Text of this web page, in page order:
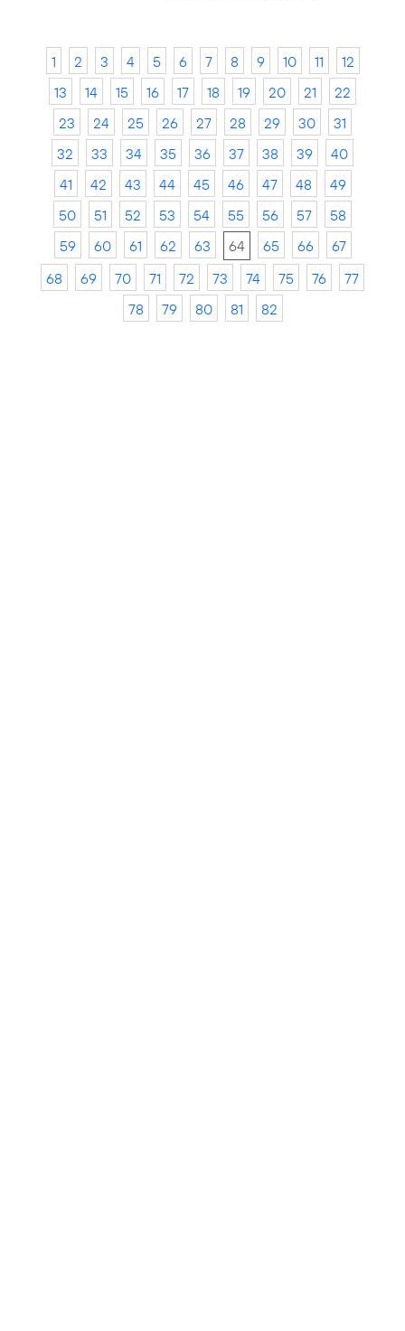
1 2 3 4 5 6 7 8 9 10 11
12
13
14 15 16 17 18 19 20 21
22
23
24 25 26 27 28 29 30
31
32
33 34 35 36 37 38 39
40
41
42 43 44 45 46 47 48
49
50
51 52 53 54 55 56 57
58
59
60 61 62 63 64 65 66
67
68
69 70 71 72 73 74 75 76
77
78
79 80 81 82